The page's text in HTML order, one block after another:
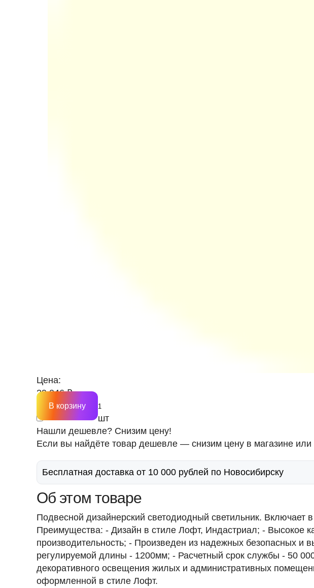
Цена:
29 046 ₽
шт
В корзину
Нашли дешевле? Снизим цену!
Если вы найдёте товар дешевле — снизим цену в магазине или
Бесплатная доставка от 10 000 рублей по Новосибирску
Об этом товаре
Подвесной дизайнерский светодиодный светильник.
Преимущества: - Дизайн в стиле Лофт, Индастриал; - Высокое
производительность; - Произведен из надежных безопасных и
регулируемой длины - 1200мм; - Расчетный срок службы - 50
декоративного освещения жилых и административных
оформленной в стиле Лофт.